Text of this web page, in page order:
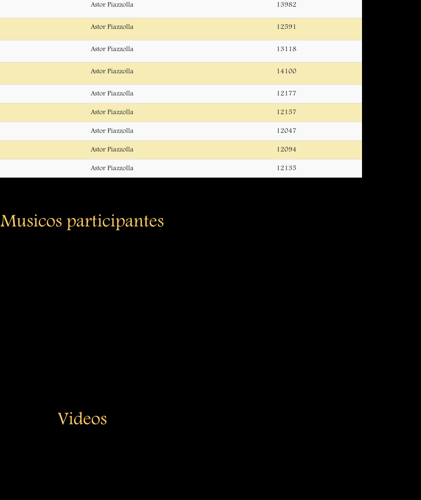
Astor Piazzolla 13982
Astor Piazzolla 12591
Astor Piazzolla 13118
Astor Piazzolla 14100
Astor Piazzolla 12177
Astor Piazzolla 12157
Astor Piazzolla 12047
Astor Piazzolla 12094
Astor Piazzolla 12135
Musicos participantes
Videos